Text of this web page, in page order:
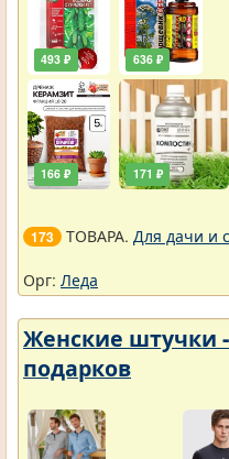
493 ₽
166 ₽
636 ₽
171 ₽
173 ТОВАРА. Для дачи и
Орг: Леда
Женские штучки
подарков